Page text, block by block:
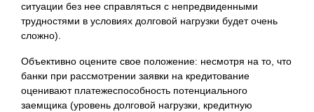
ситуации без нее справляться с непредвиденными
трудностями в условиях долговой нагрузки будет очень
сложно).
Объективно оцените свое положение: несмотря на то, что
банки при рассмотрении заявки на кредитование
оценивают платежеспособность потенциального
заемщика (уровень долговой нагрузки, кредитную